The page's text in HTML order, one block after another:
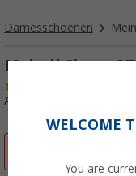
Damesschoenen
Meindl Siena
Artikelnr: 6902606,5
WELCOME
You are